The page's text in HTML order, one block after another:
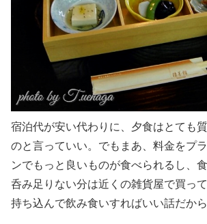
宿泊代が安い代わりに、夕食はとても
のと言っていい。でもまあ、料金をプ
ンでもっと良いものが食べられるし、
呑み足りない分は近くの雑貨屋で買っ
持ち込んで飲み食いすればいい話だから